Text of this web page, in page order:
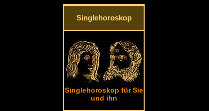
Singlehoroskop
Singlehoroskop für Sie
und ihn